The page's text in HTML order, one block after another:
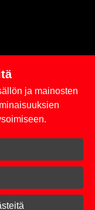
ja mainosten